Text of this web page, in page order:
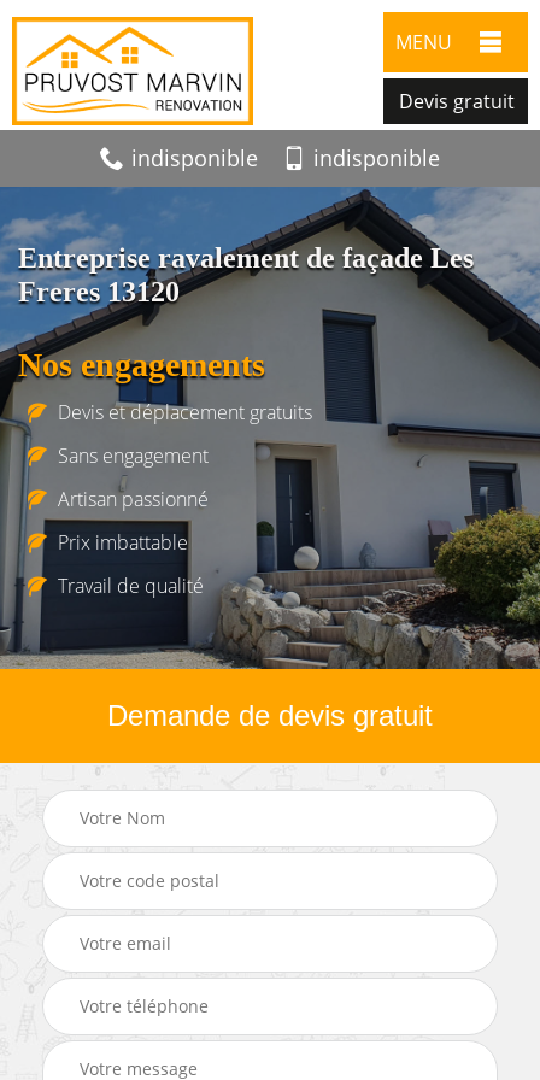
MENU
Devis gratuit
indisponible indisponible
Entreprise ravalement de façade Les
Freres 13120
Nos engagements
Devis et déplacement gratuits
Sans engagement
Artisan passionné
Prix imbattable
Travail de qualité
Demande de devis gratuit